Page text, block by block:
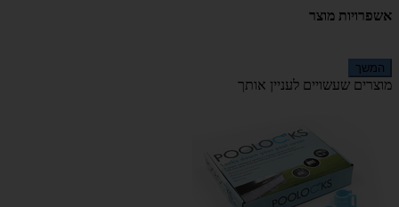
אשפרויות מוצר
המשך
מוצרים שעשויים לעניין אותך